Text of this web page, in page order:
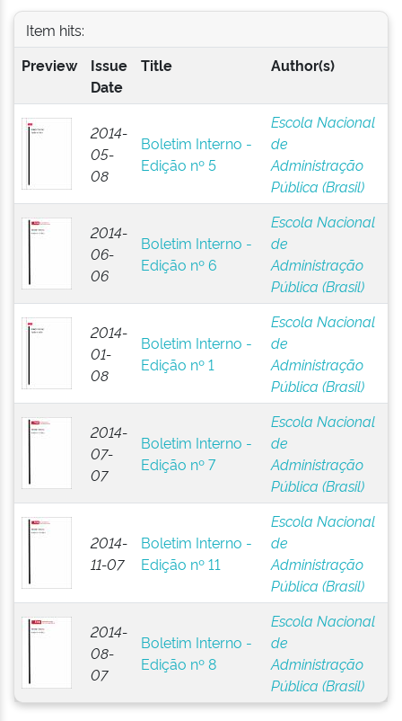
Item hits:
Preview
Issue
Date
Title Author(s)
2014-
05-
08
Boletim Interno -
Edição nº 5
Escola Nacional
de
Administração
Pública (Brasil)
2014-
06-
06
Boletim Interno -
Edição nº 6
Escola Nacional
de
Administração
Pública (Brasil)
2014-
01-
08
Boletim Interno -
Edição nº 1
Escola Nacional
de
Administração
Pública (Brasil)
2014-
07-
07
Boletim Interno -
Edição nº 7
Escola Nacional
de
Administração
Pública (Brasil)
2014-
11-07
Boletim Interno -
Edição nº 11
Escola Nacional
de
Administração
Pública (Brasil)
2014-
08-
07
Boletim Interno -
Edição nº 8
Escola Nacional
de
Administração
Pública (Brasil)